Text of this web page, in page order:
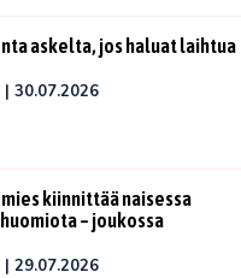
askelta, jos haluat laihtua
| 30.07.2026
mies kiinnittää naisessa
– joukossa
| 29.07.2026